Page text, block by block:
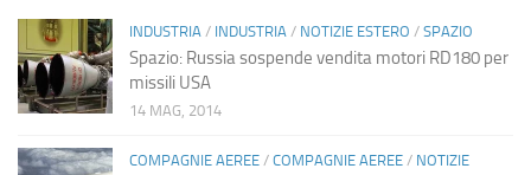
INDUSTRIA / INDUSTRIA / NOTIZIE ESTERO / SPAZIO
Spazio: Russia sospende vendita motori RD180 per
missili USA
14 MAG, 2014
COMPAGNIE AEREE / COMPAGNIE AEREE / NOTIZIE